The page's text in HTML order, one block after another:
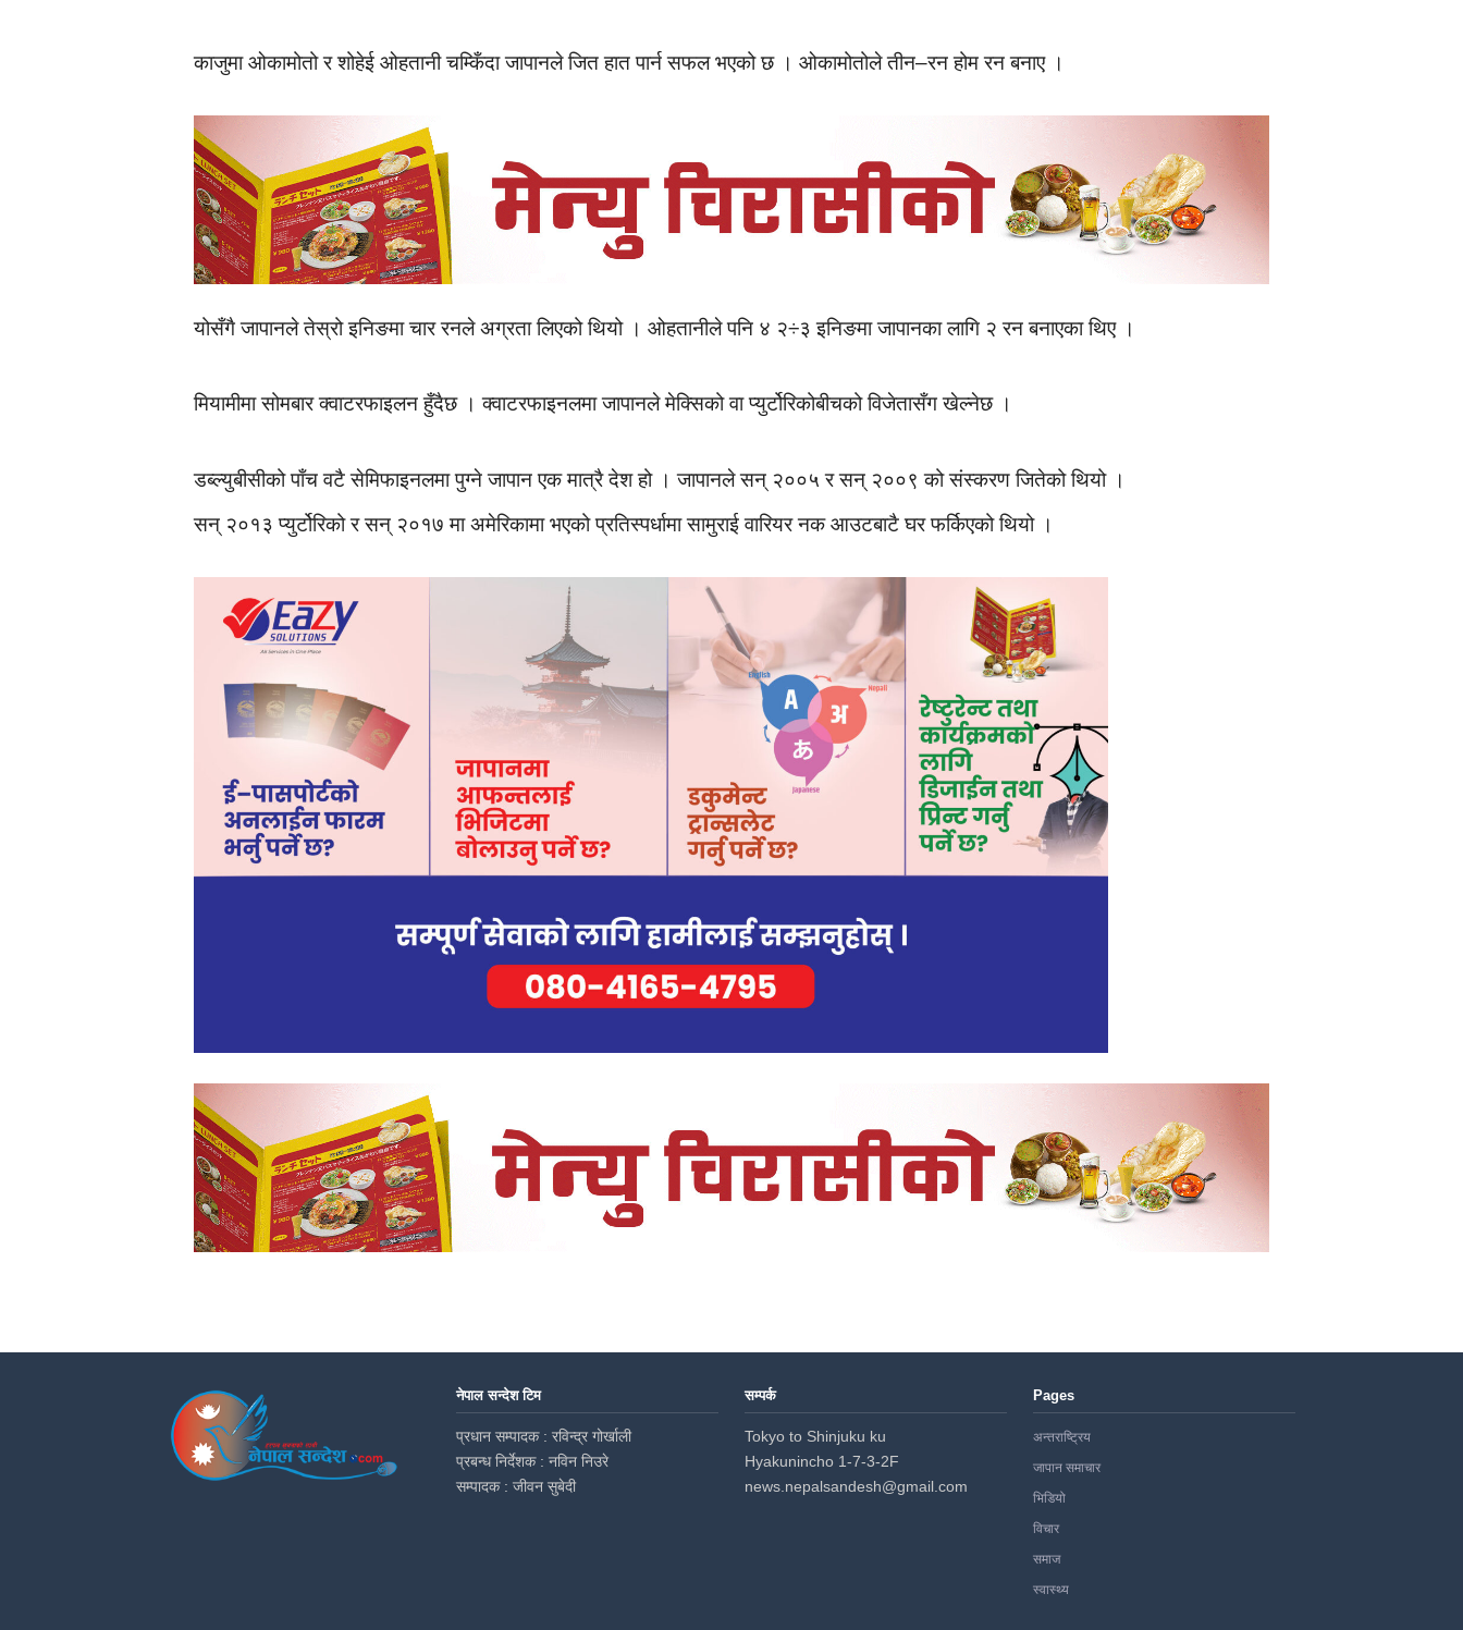
काजुमा ओकामोतो र शोहेई ओहतानी चम्किँदा जापानले जित हात पार्न सफल भएको छ । ओकामोतोले तीन–रन होम रन बनाए ।
योसँगै जापानले तेस्रो इनिङमा चार रनले अग्रता लिएको थियो । ओहतानीले पनि ४ २÷३ इनिङमा जापानका लागि २ रन बनाएका थिए ।
मियामीमा सोमबार क्वाटरफाइलन हुँदैछ । क्वाटरफाइनलमा जापानले मेक्सिको वा प्युर्टोरिकोबीचको विजेतासँग खेल्नेछ ।
डब्ल्युबीसीको पाँच वटै सेमिफाइनलमा पुग्ने जापान एक मात्रै देश हो । जापानले सन् २००५ र सन् २००९ को संस्करण जितेको थियो ।
सन् २०१३ प्युर्टोरिको र सन् २०१७ मा अमेरिकामा भएको प्रतिस्पर्धामा सामुराई वारियर नक आउटबाटै घर फर्किएको थियो ।
नेपाल सन्देश टिम
प्रधान सम्पादक : रविन्द्र गोर्खाली
प्रबन्ध निर्देशक : नविन निउरे
सम्पादक : जीवन सुबेदी
सम्पर्क
Tokyo to Shinjuku ku
Hyakunincho 1-7-3-2F
news.nepalsandesh@gmail.com
Pages
अन्तराष्ट्रिय
जापान समाचार
भिडियो
विचार
समाज
स्वास्थ्य